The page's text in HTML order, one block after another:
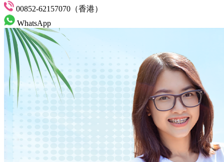
00852-62157070（香港）
WhatsApp